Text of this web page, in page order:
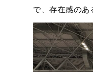
で、存在感のあ